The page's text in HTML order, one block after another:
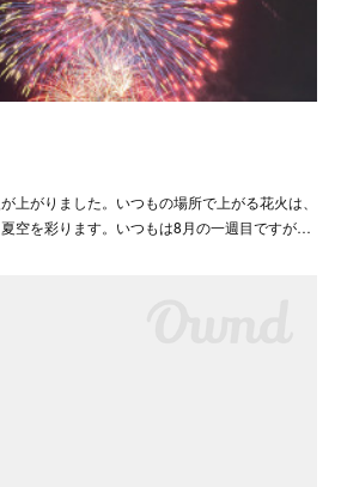
上がりました。いつもの場所で上がる花火は、
空を彩ります。いつもは8月の一週目ですが…